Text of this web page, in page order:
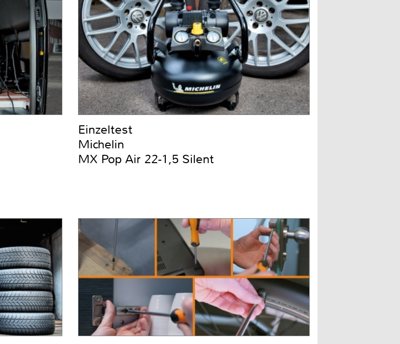
Einzeltest
Michelin
MX Pop Air 22-1,5 Silent